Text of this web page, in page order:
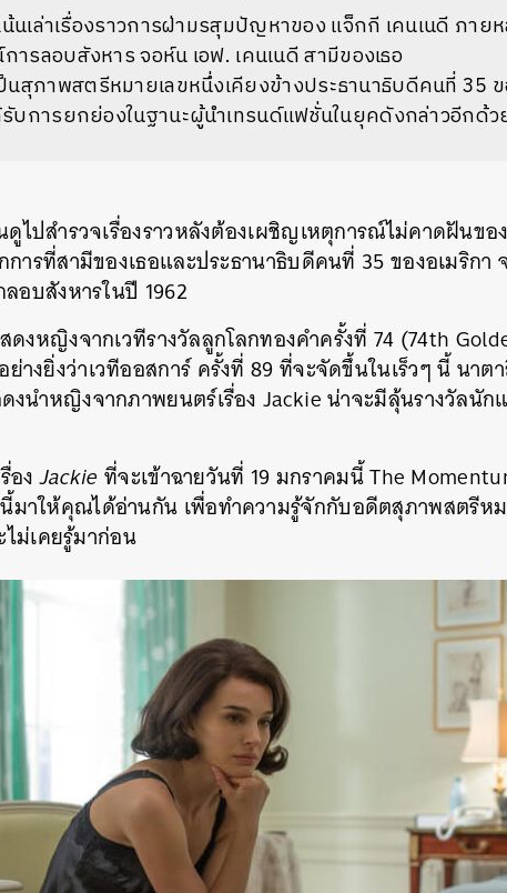
น้นเล่าเรื่องราวการฝ่ามรสุมปัญหาของ แจ็กกี เคนเนดี ภาย
รลอบสังหาร จอห์น เอฟ. เคนเนดี สามีของเธอ
นสุภาพสตรีหมายเลขหนึ่งเคียงข้างประธานาธิบดีคนที่ 35
บการยกย่องในฐานะผู้นำเทรนด์แฟชั่นในยุคดังกล่าวอีกด้ว
ไปสำรวจเรื่องราวหลังต้องเผชิญเหตุการณ์ไม่คาดฝันขอ
ารที่สามีของเธอและประธานาธิบดีคนที่ 35 ของอเมริกา
อบสังหารในปี 1962
งหญิงจากเวทีรางวัลลูกโลกทองคำครั้งที่ 74 (74th
างยิ่งว่าเวทีออสการ์ ครั้งที่ 89 ที่จะจัดขึ้นในเร็วๆ นี้ นาต
นำหญิงจากภาพยนตร์เรื่อง Jackie น่าจะมีลุ้นรางวัลนั
องJackie ที่จะเข้าฉายวันที่ 19 มกราคมนี้ The
นี้มาให้คุณได้อ่านกัน เพื่อทำความรู้จักกับอดีตสุภาพสตรีห
ม่เคยรู้มาก่อน